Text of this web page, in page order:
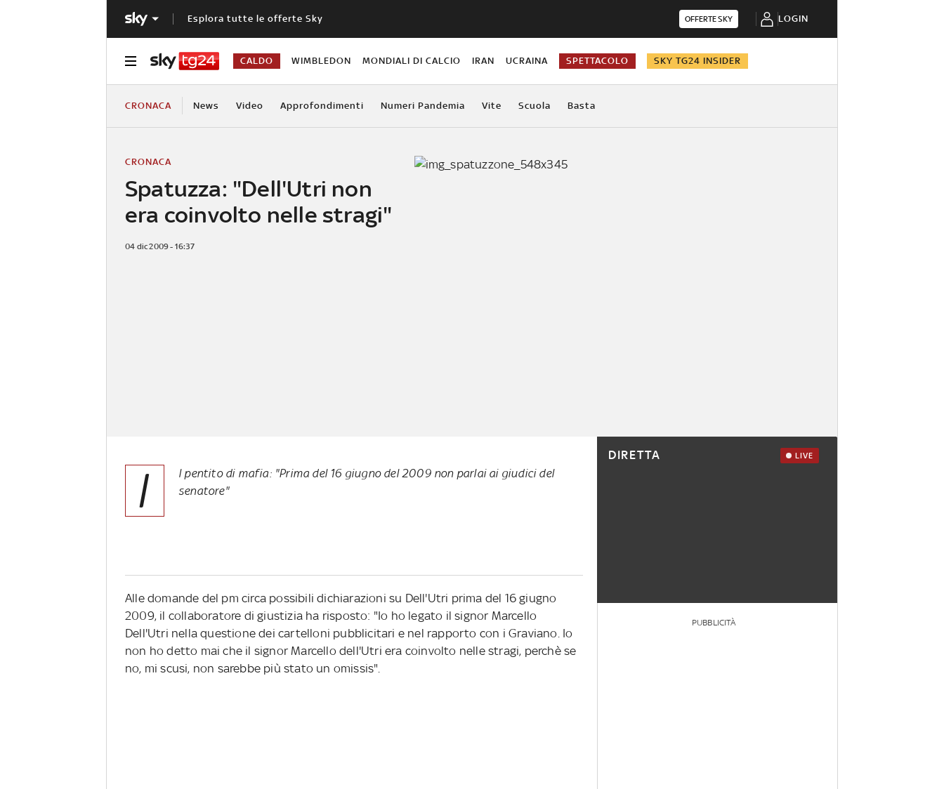
Esplora tutte le offerte Sky OFFERTE SKY LOGIN
CALDO WIMBLEDON MONDIALI DI CALCIO IRAN UCRAINA SPETTACOLO SKY TG24 INSIDER
CRONACA News Video Approfondimenti Numeri Pandemia Vite Scuola Basta
Spatuzza: "Dell'Utri non
era coinvolto nelle stragi"
CRONACA
04 dic 2009 - 16:37
I
l pentito di mafia: "Prima del 16 giugno del 2009 non parlai ai giudici del
senatore"
Alle domande del pm circa possibili dichiarazioni su Dell'Utri prima del 16 giugno
2009, il collaboratore di giustizia ha risposto: "Io ho legato il signor Marcello
Dell'Utri nella questione dei cartelloni pubblicitari e nel rapporto con i Graviano. Io
non ho detto mai che il signor Marcello dell'Utri era coinvolto nelle stragi, perchè se
no, mi scusi, non sarebbe più stato un omissis".
DIRETTA LIVE
PUBBLICITÀ